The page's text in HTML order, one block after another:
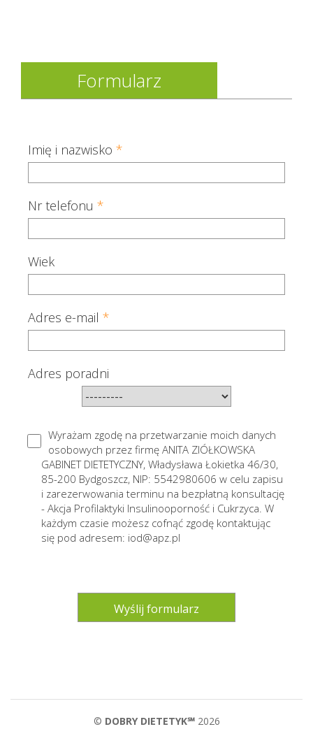
Formularz
Imię i nazwisko *
Nr telefonu *
Wiek
Adres e-mail *
Adres poradni
Wyrażam zgodę na przetwarzanie moich danych
osobowych przez firmę ANITA ZIÓŁKOWSKA
GABINET DIETETYCZNY, Władysława Łokietka 46/30,
85-200 Bydgoszcz, NIP: 5542980606 w celu zapisu
i zarezerwowania terminu na bezpłatną konsultację
- Akcja Profilaktyki Insulinooporność i Cukrzyca. W
każdym czasie możesz cofnąć zgodę kontaktując
się pod adresem: iod@apz.pl
© DOBRY DIETETYK℠2026